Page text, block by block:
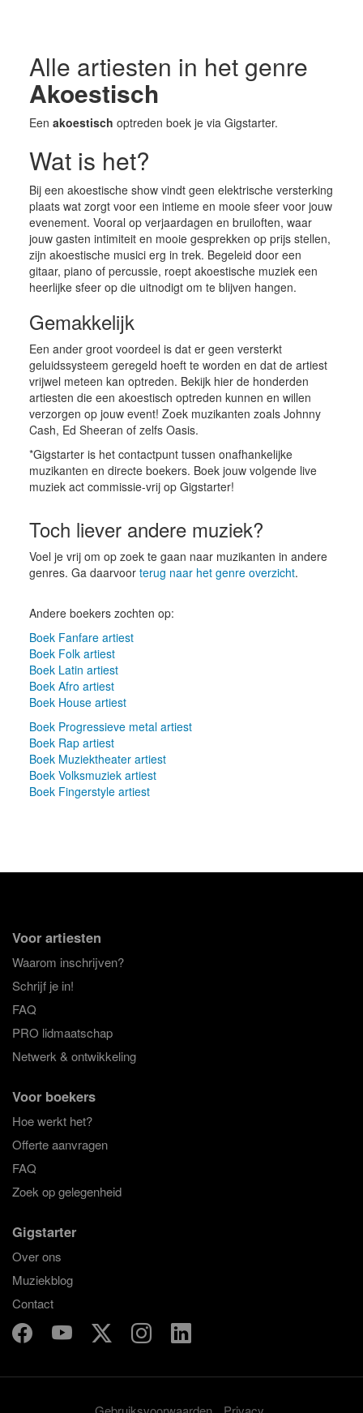
Alle artiesten in het genre
Akoestisch
Een akoestisch optreden boek je via Gigstarter.
Wat is het?
Bij een akoestische show vindt geen elektrische versterking
plaats wat zorgt voor een intieme en mooie sfeer voor jouw
evenement. Vooral op verjaardagen en bruiloften, waar
jouw gasten intimiteit en mooie gesprekken op prijs stellen,
zijn akoestische musici erg in trek. Begeleid door een
gitaar, piano of percussie, roept akoestische muziek een
heerlijke sfeer op die uitnodigt om te blijven hangen.
Gemakkelijk
Een ander groot voordeel is dat er geen versterkt
geluidssysteem geregeld hoeft te worden en dat de artiest
vrijwel meteen kan optreden. Bekijk hier de honderden
artiesten die een akoestisch optreden kunnen en willen
verzorgen op jouw event! Zoek muzikanten zoals Johnny
Cash, Ed Sheeran of zelfs Oasis.
*Gigstarter is het contactpunt tussen onafhankelijke
muzikanten en directe boekers. Boek jouw volgende live
muziek act commissie-vrij op Gigstarter!
Toch liever andere muziek?
Voel je vrij om op zoek te gaan naar muzikanten in andere
genres. Ga daarvoor terug naar het genre overzicht.
Andere boekers zochten op:
Boek Fanfare artiest
Boek Folk artiest
Boek Latin artiest
Boek Afro artiest
Boek House artiest
Boek Progressieve metal artiest
Boek Rap artiest
Boek Muziektheater artiest
Boek Volksmuziek artiest
Boek Fingerstyle artiest
Voor artiesten
Waarom inschrijven?
Schrijf je in!
FAQ
PRO lidmaatschap
Netwerk & ontwikkeling
Voor boekers
Hoe werkt het?
Offerte aanvragen
FAQ
Zoek op gelegenheid
Gigstarter
Over ons
Muziekblog
Contact